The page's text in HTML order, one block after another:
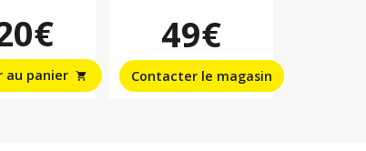
au panier shopping_cart
49€
Contacter le magasin